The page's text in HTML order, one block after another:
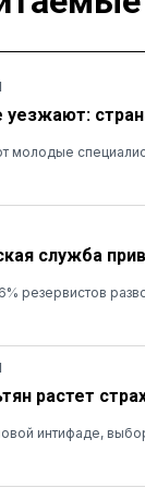
уезжают:
молодые
служба
резервистов
растет
интифаде,